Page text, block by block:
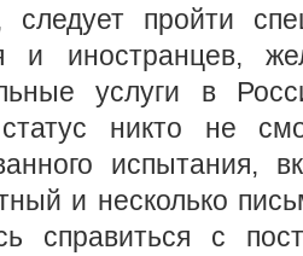
следует пройти
и иностранцев,
услуги в
статус никто не
испытания,
и несколько
справиться с